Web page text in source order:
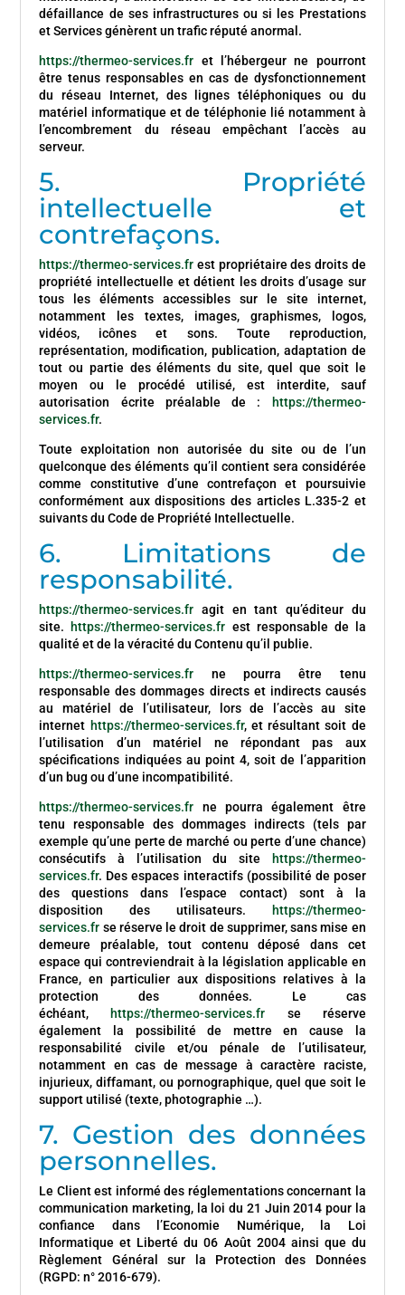
défaillance de ses infrastructures ou si les Prestations
et Services génèrent un trafic réputé anormal.
https://thermeo-services.fr et l’hébergeur ne pourront
être tenus responsables en cas de dysfonctionnement
du réseau Internet, des lignes téléphoniques ou du
matériel informatique et de téléphonie lié notamment à
l’encombrement du réseau empêchant l’accès au
serveur.
5. Propriété
intellectuelle et
contrefaçons.
https://thermeo-services.fr est propriétaire des droits de
propriété intellectuelle et détient les droits d’usage sur
tous les éléments accessibles sur le site internet,
notamment les textes, images, graphismes, logos,
vidéos, icônes et sons. Toute reproduction,
représentation, modification, publication, adaptation de
tout ou partie des éléments du site, quel que soit le
moyen ou le procédé utilisé, est interdite, sauf
autorisation écrite préalable de :
https://thermeo-
services.fr.
Toute exploitation non autorisée du site ou de l’un
quelconque des éléments qu’il contient sera considérée
comme constitutive d’une contrefaçon et poursuivie
conformément aux dispositions des articles L.335-2 et
suivants du Code de Propriété Intellectuelle.
6. Limitations de
responsabilité.
https://thermeo-services.fr agit en tant qu’éditeur du
site.
https://thermeo-services.fr est responsable de la
qualité et de la véracité du Contenu qu’il publie.
https://thermeo-services.fr
ne pourra être tenu
responsable des dommages directs et indirects causés
au matériel de l’utilisateur, lors de l’accès au site
internet https://thermeo-services.fr, et résultant soit de
l’utilisation d’un matériel ne répondant pas aux
spécifications indiquées au point 4, soit de l’apparition
d’un bug ou d’une incompatibilité.
https://thermeo-services.fr
ne pourra également être
tenu responsable des dommages indirects (tels par
exemple qu’une perte de marché ou perte d’une chance)
consécutifs à l’utilisation du site
https://thermeo-
services.fr. Des espaces interactifs (possibilité de poser
des questions dans l’espace contact) sont à la
disposition des utilisateurs.
https://thermeo-
services.fr se réserve le droit de supprimer, sans mise en
demeure préalable, tout contenu déposé dans cet
espace qui contreviendrait à la législation applicable en
France, en particulier aux dispositions relatives à la
protection des données. Le cas
échéant,
https://thermeo-services.fr
se réserve
également la possibilité de mettre en cause la
responsabilité civile et/ou pénale de l’utilisateur,
notamment en cas de message à caractère raciste,
injurieux, diffamant, ou pornographique, quel que soit le
support utilisé (texte, photographie …).
7. Gestion des données
personnelles.
Le Client est informé des réglementations concernant la
communication marketing, la loi du 21 Juin 2014 pour la
confiance dans l’Economie Numérique, la Loi
Informatique et Liberté du 06 Août 2004 ainsi que du
Règlement Général sur la Protection des Données
(RGPD: n° 2016-679).